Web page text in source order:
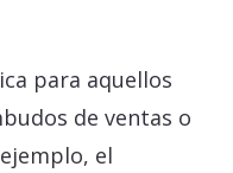
para aquellos
de ventas o
el